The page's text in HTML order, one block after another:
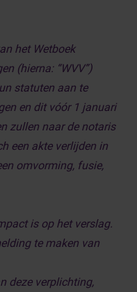
het Wetboek
(hierna: “WVV”)
statuten aan te
en dit vóór 1 januari
zullen naar de notaris
een akte verlijden in
omvorming, fusie,
is op het verslag.
te maken van
deze verplichting,